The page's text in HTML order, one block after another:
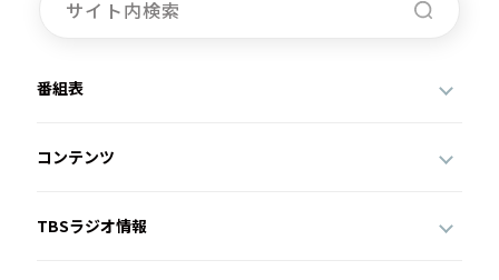
番組表
コンテンツ
TBSラジオ情報